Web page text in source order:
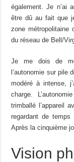
également. Je n’ai
être dû au fait que
zone métropolitaine
du réseau de Bell/
Je me dois de
l’autonomie sur pile
modéré à intense,
charge.
trimballé l’appareil
regardant de
Après la cinquième
Vision